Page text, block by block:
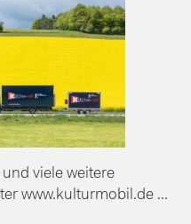
viele weitere
www.kulturmobil.de ...